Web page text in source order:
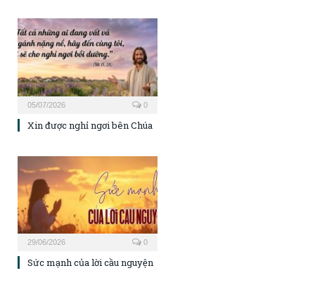
05/07/2026 0
Xin được nghỉ ngơi bên Chúa
29/06/2026 0
Sức mạnh của lời cầu nguyện